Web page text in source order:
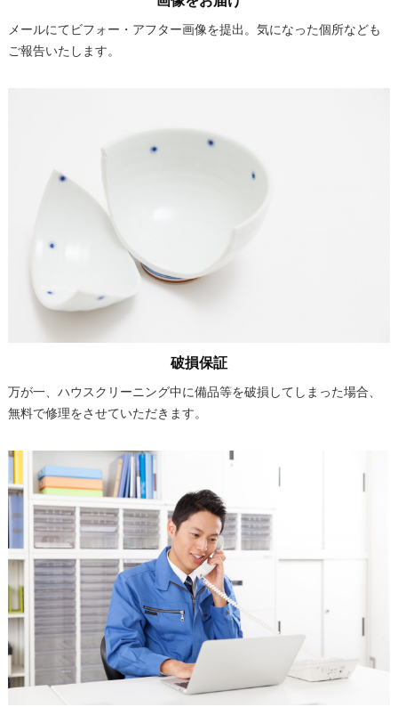
メールにてビフォー・アフター画像を提出。気になった個所なども
ご報告いたします。
破損保証
万が一、ハウスクリーニング中に備品等を破損してしまった場合、
無料で修理をさせていただきます。